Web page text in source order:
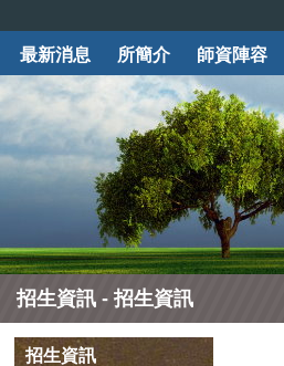
最新消息 所簡介 師資陣容
招生資訊 - 招生資訊
招生資訊